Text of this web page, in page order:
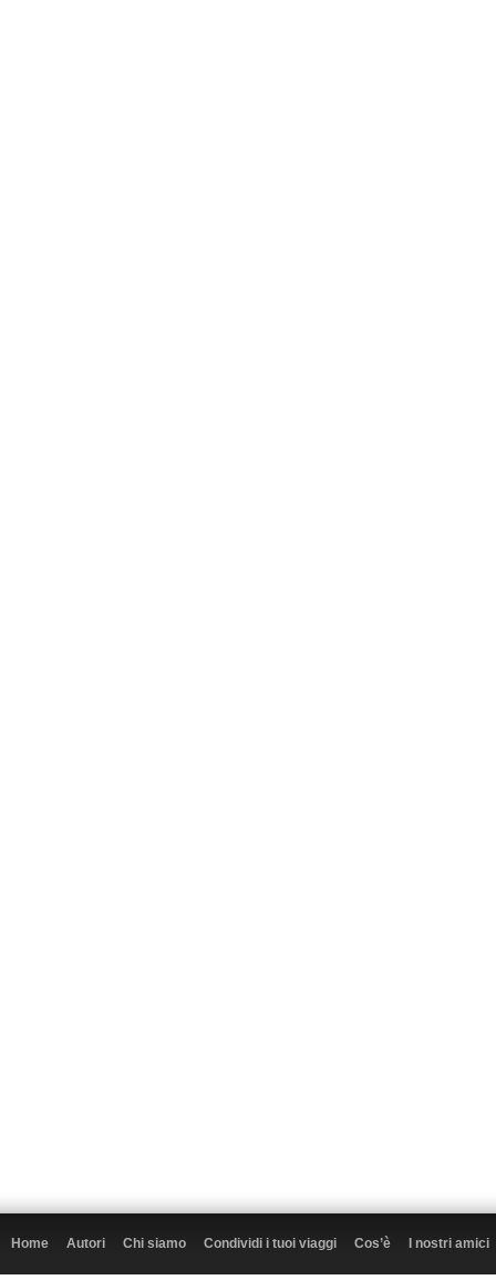
Home Autori Chi siamo Condividi i tuoi viaggi Cos’è I nostri amici